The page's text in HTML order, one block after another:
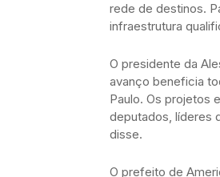
rede de destinos.
infraestrutura
O presidente da
avanço beneficia
Paulo. Os projetos
deputados, líderes
disse.
O prefeito de